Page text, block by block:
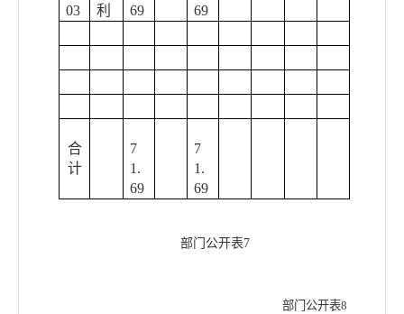
03
利
69
69
合
计
7
1.
69
7
1.
69
部门公开表7
部门公开表8